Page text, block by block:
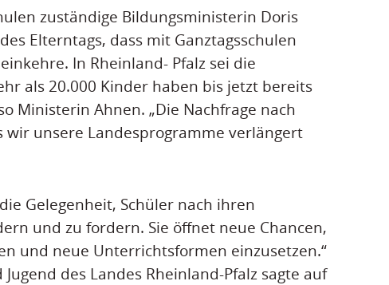
zuständige Bildungsministerin Doris
Elterntags, dass mit Ganztagsschulen
In Rheinland- Pfalz sei die
als 20.000 Kinder haben bis jetzt bereits
Ministerin Ahnen. „Die Nachfrage nach
wir unsere Landesprogramme verlängert
Gelegenheit, Schüler nach ihren
und zu fordern. Sie öffnet neue Chancen,
und neue Unterrichtsformen einzusetzen.“
des Landes Rheinland-Pfalz sagte auf